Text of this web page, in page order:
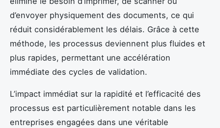
d’envoyer physiquement des documents, ce qui
réduit considérablement les délais. Grâce à cette
méthode, les processus deviennent plus fluides et
plus rapides, permettant une accélération
immédiate des cycles de validation.
L’impact immédiat sur la rapidité et l’efficacité des
processus est particulièrement notable dans les
entreprises engagées dans une véritable